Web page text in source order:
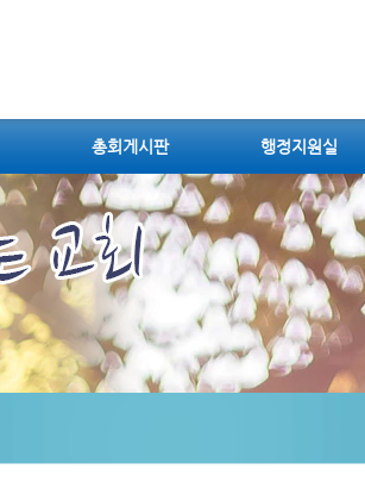
총회게시판 행정지원실